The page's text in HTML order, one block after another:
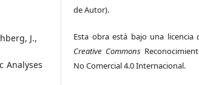
J.,
Analyses
de Autor).
Esta obra está bajo una licencia
Creative Commons
No Comercial 4.0 Internacional.